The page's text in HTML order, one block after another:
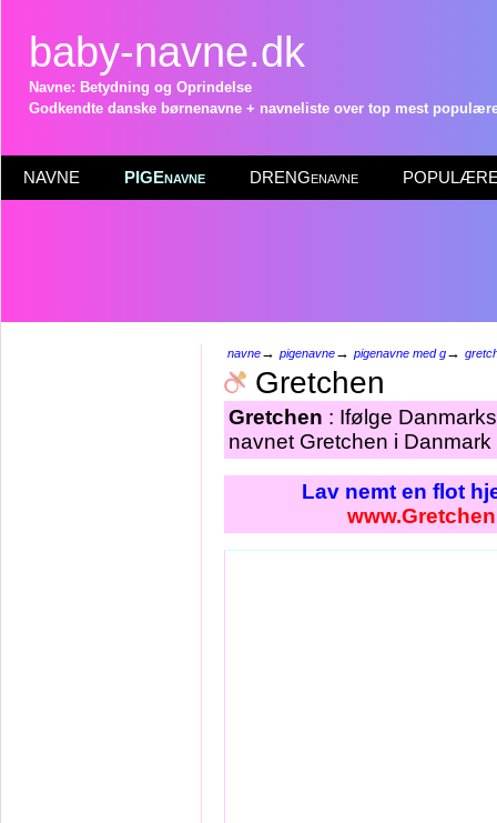
baby-navne.dk
Navne: Betydning og Oprindelse
Godkendte danske børnenavne + navneliste over top mest
NAVNE PIGEnavne DRENGenavne POPULÆRE
navne→ pigenavne→ pigenavne med g→
Gretchen
Gretchen : Ifølge
navnet Gretchen i
Lav nemt en flot